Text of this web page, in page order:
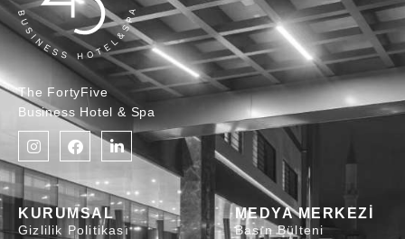
The FortyFive
Business Hotel & Spa
KURUMSAL
Gizlilik Politikası
MEDYA MERKEZİ
Basın Bülteni